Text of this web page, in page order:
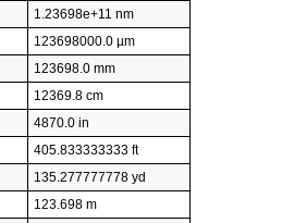
1.23698e+11 nm
123698000.0 µm
123698.0 mm
12369.8 cm
4870.0 in
405.833333333 ft
135.277777778 yd
123.698 m